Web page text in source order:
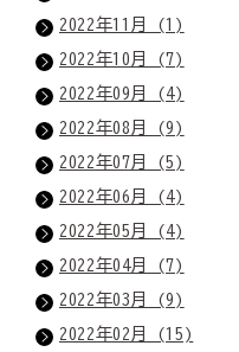
2022年11月 (1)
2022年10月 (7)
2022年09月 (4)
2022年08月 (9)
2022年07月 (5)
2022年06月 (4)
2022年05月 (4)
2022年04月 (7)
2022年03月 (9)
2022年02月 (15)